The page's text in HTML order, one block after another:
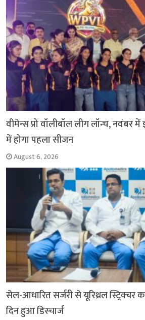
वीमेन्स प्रो वॉलीबॉल लीग लॉन्च, नवंबर में
में होगा पहला सीजन
August 6, 2026
सेल-आधारित सर्जरी से यूरिथ्रल
दिन हुआ डिस्चार्ज